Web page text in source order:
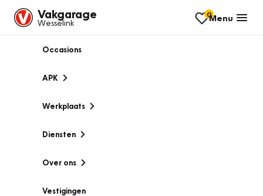
Vakgarage
Wesselink
0Menu
Occasions
APK
Werkplaats
Diensten
Over ons
Vestigingen